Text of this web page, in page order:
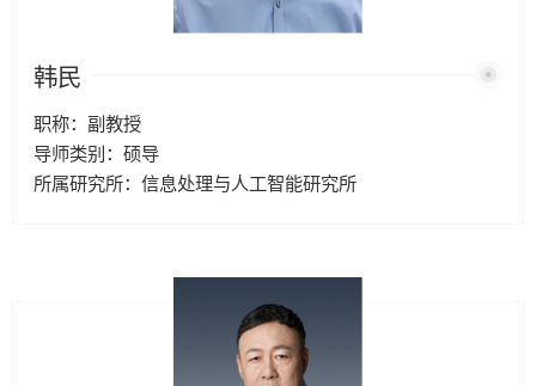
韩民
职称：副教授
导师类别：硕导
所属研究所：信息处理与人工智能研究所